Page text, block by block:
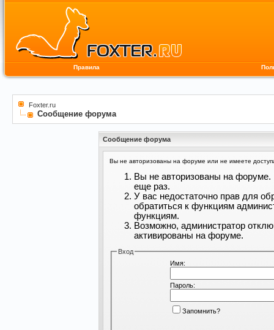
Правила
Foxter.ru
Сообщение форума
Сообщение форума
Вы не авторизованы на форуме или не имеете
Вы не авторизованы на форуме.
еще раз.
У вас недостаточно прав для
обратиться к функциям
функциям.
Возможно, администратор
активированы на форуме.
Вход
Имя:
Пароль:
Запомнить?